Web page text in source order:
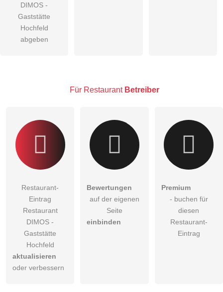
öffentliche Frage stellen
Hinweis:Bitte beachten Sie, öffentliche Fragen sind
Besucher sichtbar
DIMOS -
Gaststätte
Hochfeld
abgeben
Für Restaurant Betreiber
Restaurant-
Eintrag
Restaurant
DIMOS -
Gaststätte
Hochfeld
aktualisieren
oder verbessern
Bewertungen
auf der eigenen
Seite
einbinden
Premium
- buchen für
diesen
Restaurant-
Eintrag